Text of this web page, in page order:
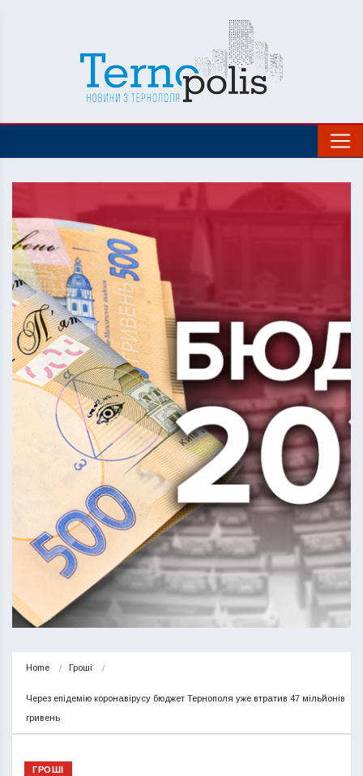
Home Гроші
Через епідемію коронавірусу бюджет Тернополя уже втратив 47 мільйонів
гривень
ГРОШІ